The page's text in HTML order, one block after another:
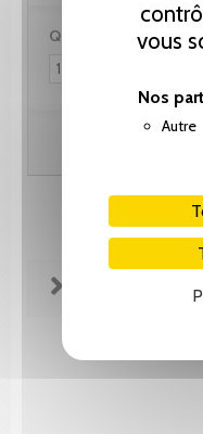
vous
Nos
Autre
Quantité :
FICHE